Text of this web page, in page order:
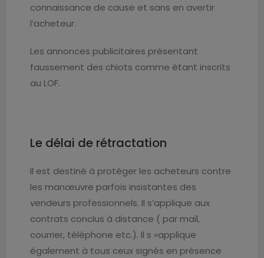
connaissance de cause et sans en avertir
l’acheteur.
Les annonces publicitaires présentant
faussement des chiots comme étant inscrits
au LOF.
Le délai de rétractation
Il est destiné à protéger les acheteurs contre
les manœuvre parfois insistantes des
vendeurs professionnels. Il s’applique aux
contrats conclus à distance ( par mail,
courrier, téléphone etc.). Il s »applique
également à tous ceux signés en présence